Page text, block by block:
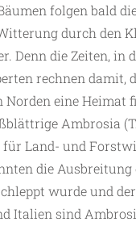
folgen bald
durch den
Denn die Zeiten, in
rechnen damit,
eine
Ambrosia
Land- und
die
wurde und
Italien sind